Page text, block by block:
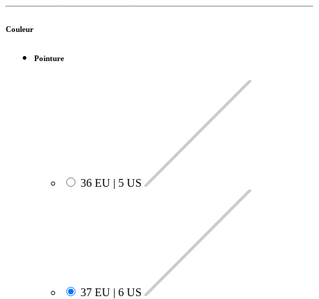
Couleur
Pointure
36 EU | 5 US
37 EU | 6 US